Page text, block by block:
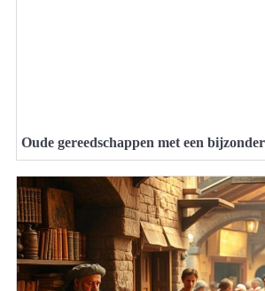
Oude gereedschappen met een